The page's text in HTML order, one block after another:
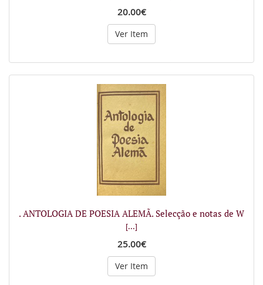
20.00€
Ver Item
. ANTOLOGIA DE POESIA ALEMÃ. Selecção e notas de W
[...]
25.00€
Ver Item